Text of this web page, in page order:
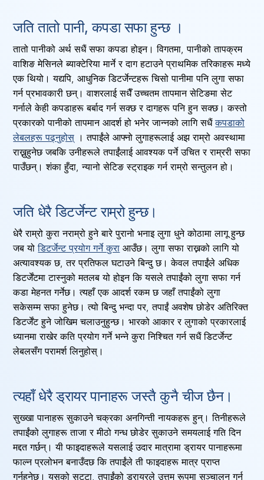
जति तातो पानी, कपडा सफा हुन्छ ।
तातो पानीको अर्थ सधैं सफा कपडा होइन। विगतमा, पानीको तापक्रम
वाशिङ मेसिनले ब्याक्टेरिया मार्ने र दाग हटाउने प्राथमिक तरिकाहरू मध्ये
एक थियो। यद्यपि, आधुनिक डिटर्जेन्टहरू चिसो पानीमा पनि लुगा सफा
गर्न प्रभावकारी छन्। वाशरलाई सधैँ उच्चतम तापमान सेटिङमा सेट
गर्नाले केही कपडाहरू बर्बाद गर्न सक्छ र दागहरू पनि हुन सक्छ। कस्तो
प्रकारको पानीको तापमान आदर्श हो भनेर जान्नको लागि सधैंकपडाको
लेबलहरू पढ्नुहोस् । तपाईंले आफ्नो लुगाहरूलाई अझ राम्रो अवस्थामा
राख्नुहुनेछ जबकि उनीहरूले तपाईंलाई आवश्यक पर्ने उचित र राम्ररी सफा
पाउँछन्। शंका हुँदा, न्यानो सेटिङ स्ट्राइक गर्न राम्रो सन्तुलन हो।
जति धेरै डिटर्जेन्ट राम्रो हुन्छ।
धेरै राम्रो कुरा नराम्रो हुने बारे पुरानो भनाइ लुगा धुने कोठामा लागू हुन्छ
जब योडिटर्जेन्ट प्रयोग गर्ने कुरा आउँछ। लुगा सफा राख्नको लागि यो
अत्यावश्यक छ, तर प्रतिफल घटाउने बिन्दु छ। केवल तपाईंले अधिक
डिटर्जेंटमा टास्नुको मतलब यो होइन कि यसले तपाईंको लुगा सफा गर्न
कडा मेहनत गर्नेछ। त्यहाँ एक आदर्श रकम छ जहाँ तपाईंको लुगा
सकेसम्म सफा हुनेछ। त्यो बिन्दु भन्दा पर, तपाईं अवशेष छोडेर अतिरिक्त
डिटर्जेंट हुने जोखिम चलाउनुहुन्छ। भारको आकार र लुगाको प्रकारलाई
ध्यानमा राखेर कति प्रयोग गर्ने भन्ने कुरा निश्चित गर्न सधैं डिटर्जेन्ट
लेबलसँग परामर्श लिनुहोस्।
त्यहाँ धेरै ड्रायर पानाहरू जस्तै कुनै चीज छैन।
सुख्खा पानाहरू सुकाउने चक्रका अनगिन्ती नायकहरू हुन्। तिनीहरूले
तपाईंको लुगाहरू ताजा र मीठो गन्ध छोडेर सुकाउने समयलाई गति दिन
मद्दत गर्छन्। यी फाइदाहरूले यसलाई उदार मात्रामा ड्रायर पानाहरूमा
फाल्न प्रलोभन बनाउँदछ कि तपाईंले ती फाइदाहरू मात्र प्राप्त
गर्नुहुनेछ। यसको सट्टा, तपाईंको ड्रायरले उत्तम रूपमा सञ्चालन गर्न